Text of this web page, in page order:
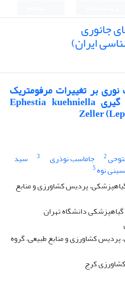
جانوری
ایران)
نوری بر تغییرات مرفومتریک
بیضه و کیسه جفت گیری Ephestia kuehniella
Zeller
2 جاماسب نوذری 3
سید
نوه5
پردیس کشاورزی و منابع
دانشگاه تهران
پردیس کشاورزی و منابع طبیعی، گروه
کرج